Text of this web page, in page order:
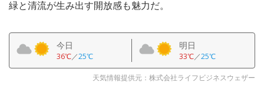
緑と清流が生み出す開放感も魅力だ。
今日
36℃／25℃
明日
33℃／25℃
天気情報提供元：株式会社ライフビジネスウェザー